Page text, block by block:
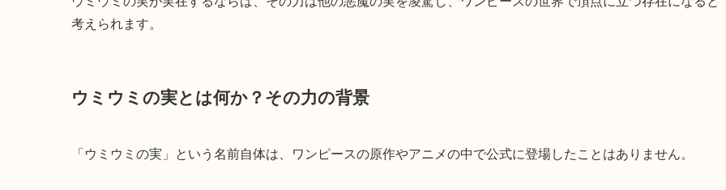
考えられます。
ウミウミの実とは何か？その力の背景
「ウミウミの実」という名前自体は、ワンピースの原作やアニメの中で公式に登場したことはありません。